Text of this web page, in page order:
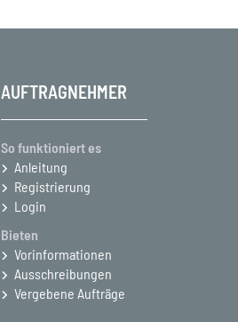
AUFTRAGNEHMER
So funktioniert es
Anleitung
Registrierung
Login
Bieten
Vorinformationen
Ausschreibungen
Vergebene Aufträge